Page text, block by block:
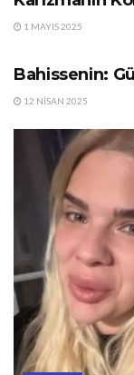
1 MAYIS 2025
Bahissenin:
12 NISAN 2025